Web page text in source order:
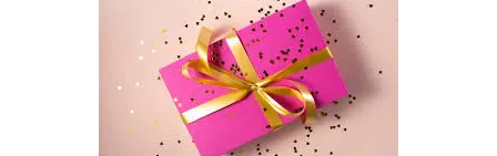
HEMA
FOTOCADEAU!